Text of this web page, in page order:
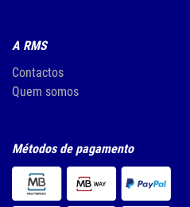
A RMS
Contactos
Quem somos
Métodos de pagamento